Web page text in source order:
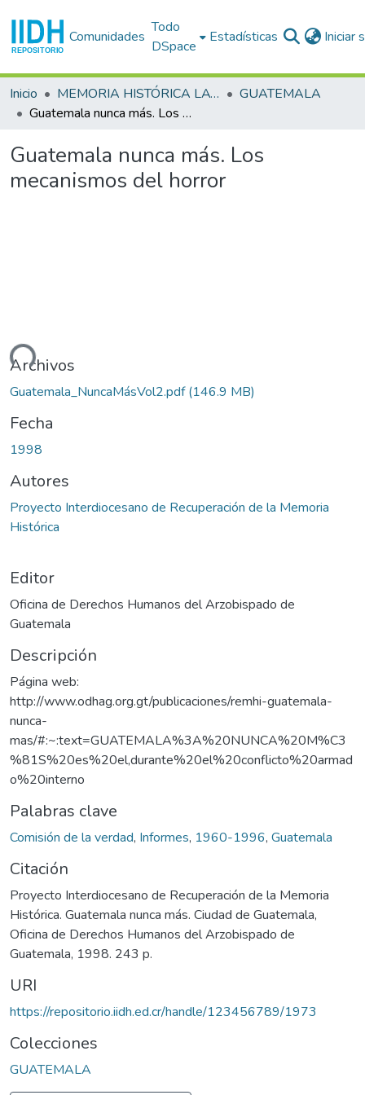
Comunidades
Todo
DSpace
Estadísticas Iniciar
Inicio MEMORIA HISTÓRICA LATINOAMERICANA
GUATEMALA
Guatemala nunca más. Los mecanismos del horror
Guatemala nunca más. Los
mecanismos del horror
Archivos
Guatemala_NuncaMásVol2.pdf(146.9 MB)
Fecha
1998
Autores
Proyecto Interdiocesano de Recuperación de la Memoria
Histórica
Editor
Oficina de Derechos Humanos del Arzobispado de
Guatemala
Descripción
Página web:
http://www.odhag.org.gt/publicaciones/remhi-guatemala-
nunca-
mas/#:~:text=GUATEMALA%3A%20NUNCA%20M%C3
%81S%20es%20el,durante%20el%20conflicto%20armad
o%20interno
Palabras clave
Comisión de la verdad, Informes, 1960-1996, Guatemala
Citación
Proyecto Interdiocesano de Recuperación de la Memoria
Histórica. Guatemala nunca más. Ciudad de Guatemala,
Oficina de Derechos Humanos del Arzobispado de
Guatemala, 1998. 243 p.
URI
https://repositorio.iidh.ed.cr/handle/123456789/1973
Colecciones
GUATEMALA